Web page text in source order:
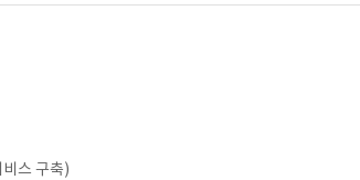
스 구축)